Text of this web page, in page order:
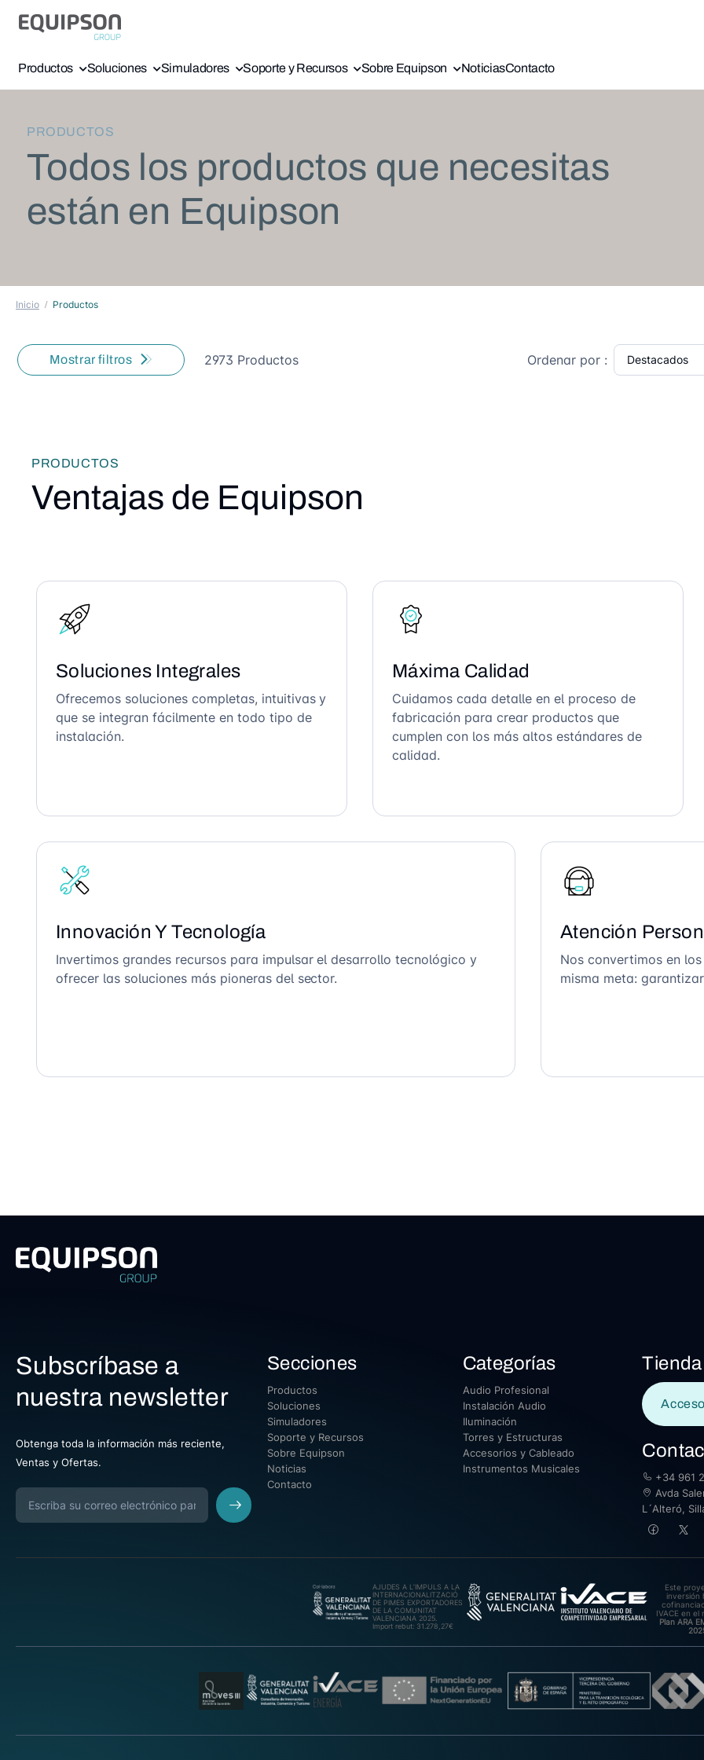
Productos Soluciones Simuladores Soporte y Recursos Sobre Equipson NoticiasContacto
PRODUCTOS
Todos los productos que necesitas
están en Equipson
Inicio Productos
Mostrar filtros 2973 Productos Ordenar por :
PRODUCTOS
Ventajas de Equipson
Soluciones Integrales
Ofrecemos soluciones completas, intuitivas y
que se integran fácilmente en todo tipo de
instalación.
Máxima Calidad
Cuidamos cada detalle en el proceso de
fabricación para crear productos que
cumplen con los más altos estándares de
calidad.
Innovación Y Tecnología
Invertimos grandes recursos para impulsar el desarrollo tecnológico y
ofrecer las soluciones más pioneras del sector.
Atención
Nos convertimos en
misma meta:
Subscríbase a
nuestra newsletter
Obtenga toda la información más reciente,
Ventas y Ofertas.
Secciones
Productos
Soluciones
Simuladores
Soporte y Recursos
Sobre Equipson
Noticias
Contacto
Categorías
Audio Profesional
Instalación Audio
Iluminación
Torres y Estructuras
Accesorios y Cableado
Instrumentos Musicales
Tienda
+34 961
Avda
L´Alteró,
AJUDES A L’IMPULS A LA
INTERNACIONALITZACIÓ
DE PIMES EXPORTADORES
DE LA COMUNITAT
VALENCIANA 2025.
Import rebut: 31.278,27€
Este
inversión
IVACE en el
Plan ARA